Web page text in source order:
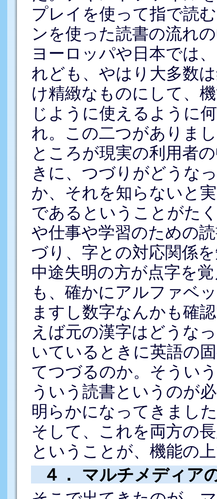
プレイを使って指で読
ンを使った読書の流れ
ヨーロッパや日本では
れども、やはり大多数
け精緻なものにして、
じように使えるように
れ。この二つがありま
ところが現実の利用者
きに、つづりがどうな
か、それを知らないと
であるということがた
や仕事や学習のための
づり、字との対応関係
中途失明の方が点字を
も、確かにアルファベ
ますし数字なんかも確
えば元の漢字はどうな
いているときに英語の
てつづるのか。そうい
ういう読書というのが
明らかになってきまし
そして、これを両方の
ということが、機能の
４． マルチメディア